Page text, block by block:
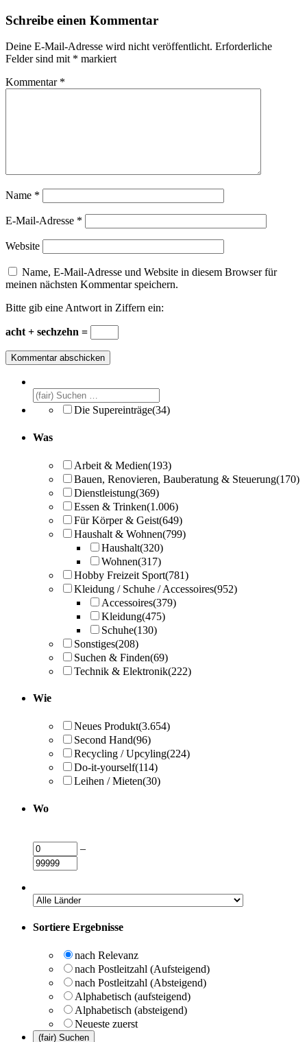
Schreibe einen Kommentar
Deine E-Mail-Adresse wird nicht veröffentlicht. Erforderliche
Felder sind mit * markiert
Kommentar *
Name *
E-Mail-Adresse *
Website
Name, E-Mail-Adresse und Website in diesem Browser für
meinen nächsten Kommentar speichern.
Bitte gib eine Antwort in Ziffern ein:
acht + sechzehn =
Die Supereinträge(34)
Was
Arbeit & Medien(193)
Bauen, Renovieren, Bauberatung & Steuerung(170)
Dienstleistung(369)
Essen & Trinken(1.006)
Für Körper & Geist(649)
Haushalt & Wohnen(799)
Haushalt(320)
Wohnen(317)
Hobby Freizeit Sport(781)
Kleidung / Schuhe / Accessoires(952)
Accessoires(379)
Kleidung(475)
Schuhe(130)
Sonstiges(208)
Suchen & Finden(69)
Technik & Elektronik(222)
Wie
Neues Produkt(3.654)
Second Hand(96)
Recycling / Upcyling(224)
Do-it-yourself(114)
Leihen / Mieten(30)
Wo
–
Sortiere Ergebnisse
nach Relevanz
nach Postleitzahl (Aufsteigend)
nach Postleitzahl (Absteigend)
Alphabetisch (aufsteigend)
Alphabetisch (absteigend)
Neueste zuerst